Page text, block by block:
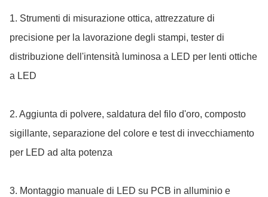
1. Strumenti di misurazione ottica, attrezzature di
precisione per la lavorazione degli stampi, tester di
distribuzione dell'intensità luminosa a LED per lenti ottiche
a LED
2. Aggiunta di polvere, saldatura del filo d'oro, composto
sigillante, separazione del colore e test di invecchiamento
per LED ad alta potenza
3. Montaggio manuale di LED su PCB in alluminio e